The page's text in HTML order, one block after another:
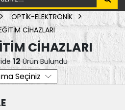
OPTİK-ELEKTRONİK
CİHAZLARI
CİHAZLARI
12Ürün Bulundu